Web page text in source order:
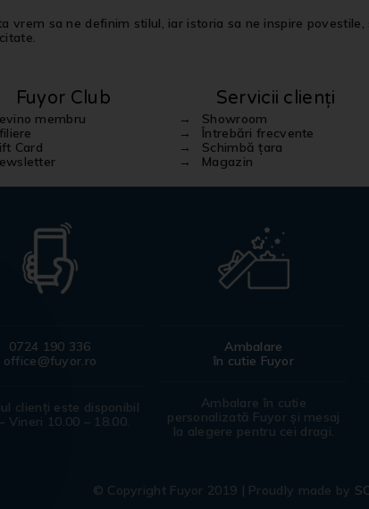
vrem sa ne definim stilul, iar istoria sa ne inspire
Fuyor Club
membru
Card
Servicii clienți
Showroom
Întrebări frecvente
Schimbă țara
Magazin
0724 190 336
office@fuyor.ro
clienți este disponibil
Vineri 10.00 – 18.00.
Ambalare
în cutie Fuyor
Ambalare în cutie
personalizată Fuyor și mesaj
la alegere pentru cei dragi.
© Copyright Fuyor 2019 | Proudly made by